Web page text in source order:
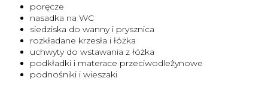
poręcze
nasadka na WC
siedziska do wanny i prysznica
rozkładane krzesła i łóżka
uchwyty do wstawania z łóżka
podkładki i materace przeciwodleżynowe
podnośniki i wieszaki